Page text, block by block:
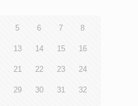
5 6 7 8
13 14 15 16
21 22 23 24
29 30 31 32